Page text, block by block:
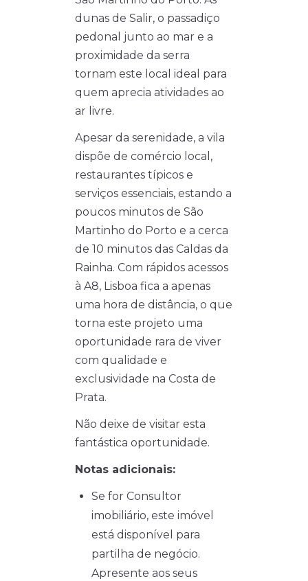
dunas de Salir, o passadiço
pedonal junto ao mar e a
proximidade da serra
tornam este local ideal para
quem aprecia atividades ao
ar livre.
Apesar da serenidade, a vila
dispõe de comércio local,
restaurantes típicos e
serviços essenciais, estando a
poucos minutos de São
Martinho do Porto e a cerca
de 10 minutos das Caldas da
Rainha. Com rápidos acessos
à A8, Lisboa fica a apenas
uma hora de distância, o que
torna este projeto uma
oportunidade rara de viver
com qualidade e
exclusividade na Costa de
Prata.
Não deixe de visitar esta
fantástica oportunidade.
Notas adicionais:
Se for Consultor
imobiliário, este imóvel
está disponível para
partilha de negócio.
Apresente aos seus